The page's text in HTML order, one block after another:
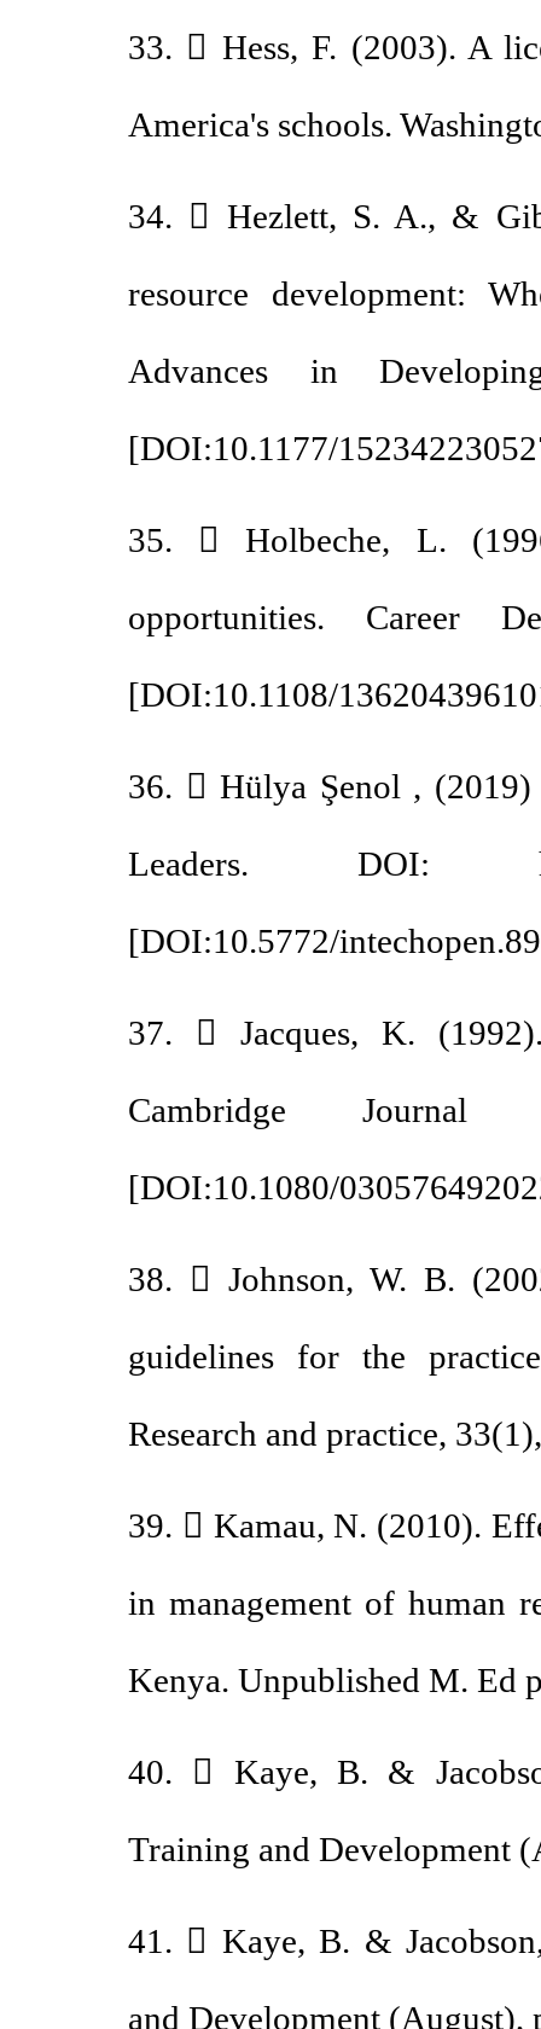
33.  Hess, F. (2003). A
America's schools.
34.  Hezlett, S. A., &
resource
Advances in
[DOI:10.1177/
35.  Holbeche, L.
opportunities. Career
[DOI:10.1108/
36.  Hülya Şenol ,
Leaders. DOI: http://
[DOI:10.5772/
37.  Jacques, K.
Cambridge
[DOI:10.1080/
38.  Johnson, W. B.
guidelines for the
Research and practice,
39.  Kamau, N. (2010).
in management of
Kenya. Unpublished M.
40.  Kaye, B. &
Training and
41.  Kaye, B. &
and Development